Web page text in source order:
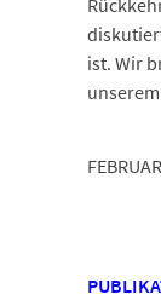
ist. Wir